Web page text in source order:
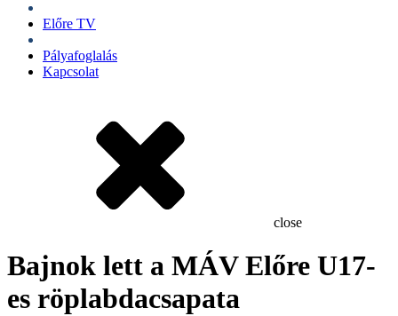
Előre TV
Pályafoglalás
Kapcsolat
close
Bajnok lett a MÁV Előre U17-
es röplabdacsapata